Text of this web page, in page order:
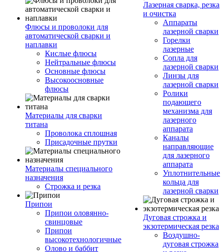
Флюсы и проволоки для
автоматической сварки и
наплавки
Кислые флюсы
Нейтральные флюсы
Основные флюсы
Высокоосновные
флюсы
Материалы для сварки
титана
Проволока сплошная
Присадочные прутки
Материалы специального
назначения
Строжка и резка
Припои
Припои оловянно-
свинцовые
Припои
высокотехнологичные
Олово и баббит
Лазерная сварка, резка
и очистка
Аппараты
лазерной сварки
Горелки
лазерные
Сопла для
лазерной сварки
Линзы для
лазерной сварки
Ролики
подающего
механизма для
лазерного
аппарата
Каналы
направляющие
для лазерного
аппарата
Уплотнительные
кольца для
лазерной сварки
Дуговая строжка и
экзотермическая резка
Воздушно-
дуговая строжка